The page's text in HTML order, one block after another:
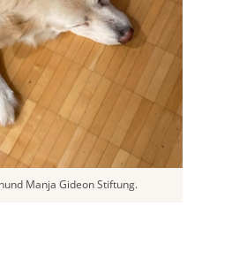
Manja Gideon Stiftung.